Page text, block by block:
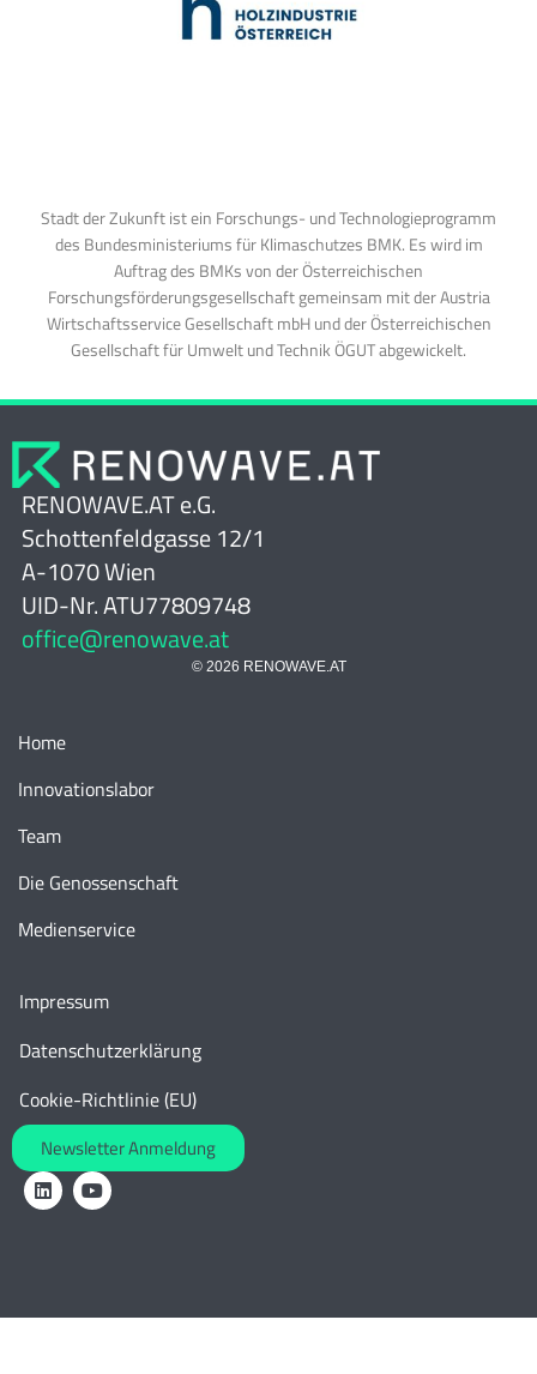
Stadt der Zukunft ist ein Forschungs- und Technologieprogramm
des Bundesministeriums für Klimaschutzes BMK. Es wird im
Auftrag des BMKs von der Österreichischen
Forschungsförderungsgesellschaft gemeinsam mit der Austria
Wirtschaftsservice Gesellschaft mbH und der Österreichischen
Gesellschaft für Umwelt und Technik ÖGUT abgewickelt.
RENOWAVE.AT e.G.
Schottenfeldgasse 12/1
A-1070 Wien
UID-Nr. ATU77809748
office@renowave.at
© 2026 RENOWAVE.AT
Home
Innovationslabor
Team
Die Genossenschaft
Medienservice
Impressum
Datenschutzerklärung
Cookie-Richtlinie (EU)
Newsletter Anmeldung